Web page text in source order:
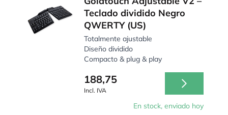
Teclado dividido Negro
QWERTY (US)
Totalmente ajustable
Diseño dividido
Compacto & plug & play
188,75
Incl. IVA
En stock, enviado hoy